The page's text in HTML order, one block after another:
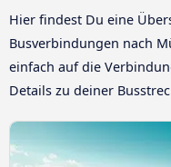
Hier findest Du eine
Busverbindungen nach
einfach auf die
Details zu deiner